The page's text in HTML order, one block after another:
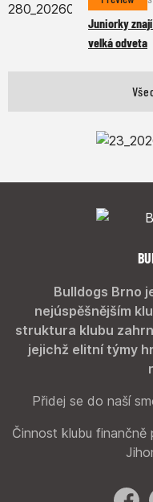
Juniorky
velká odveta
Bulldogs Brno
nejúspěšnějším
struktura klubu
jejichž elitní týmy
Přidej se do naší
Činnost klubu